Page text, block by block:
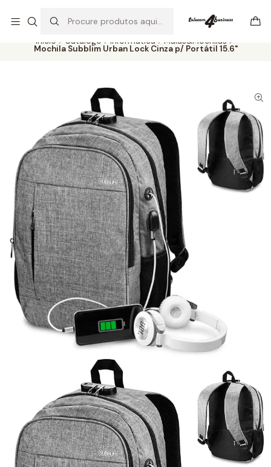
Ler mais
Início Catálogo Informática Malas&Mochilas
Mochila Subblim Urban Lock Cinza p/ Portátil 15.6"